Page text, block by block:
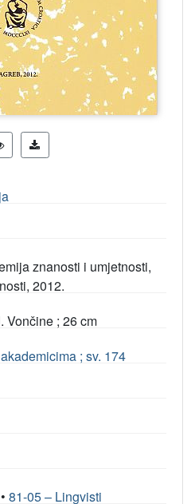
znanosti i umjetnosti,
2012.
Vončine ; 26 cm
; sv. 174
• 81-05 – Lingvisti